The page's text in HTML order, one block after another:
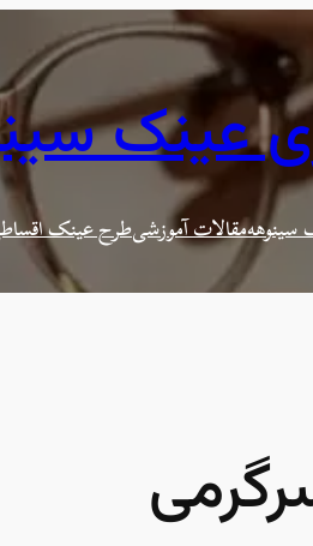
عینک
سینوههمقالات آموزشیطرح عینک